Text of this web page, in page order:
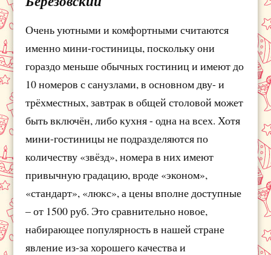
Очень уютными и комфортными считаются
именно мини-гостиницы, поскольку они
гораздо меньше обычных гостиниц и имеют до
10 номеров с санузлами, в основном дву- и
трёхместных, завтрак в общей столовой может
быть включён, либо кухня - одна на всех. Хотя
мини-гостиницы не подразделяются по
количеству «звёзд», номера в них имеют
привычную градацию, вроде «эконом»,
«стандарт», «люкс», а цены вполне доступные
– от 1500 руб. Это сравнительно новое,
набирающее популярность в нашей стране
явление из-за хорошего качества и